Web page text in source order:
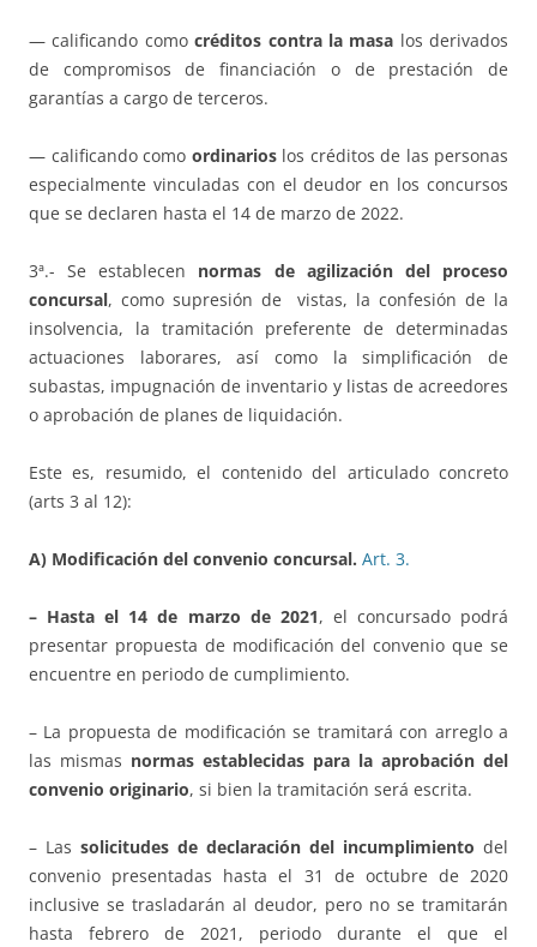
— calificando comocréditos contra la masa los derivados
de compromisos de financiación o de prestación de
garantías a cargo de terceros.
— calificando como ordinarioslos créditos de las personas
especialmente vinculadas con el deudor en los concursos
que se declaren hasta el 14 de marzo de 2022.
3ª.- Se establecen normas de agilización del proceso
concursal, como supresión de vistas, la confesión de la
insolvencia, la tramitación preferente de determinadas
actuaciones laborares, así como la simplificación de
subastas, impugnación de inventario y listas de acreedores
o aprobación de planes de liquidación.
Este es, resumido, el contenido del articulado concreto
(arts 3 al 12):
A) Modificación del convenio concursal. Art. 3.
– Hasta el 14 de marzo de 2021, el concursado podrá
presentar propuesta de modificación del convenio que se
encuentre en periodo de cumplimiento.
– La propuesta de modificación se tramitará con arreglo a
las mismas normas establecidas para la aprobación del
convenio originario, si bien la tramitación será escrita.
– Las solicitudes de declaración del incumplimiento del
convenio presentadas hasta el 31 de octubre de 2020
inclusive se trasladarán al deudor, pero no se tramitarán
hasta febrero de 2021, periodo durante el que el